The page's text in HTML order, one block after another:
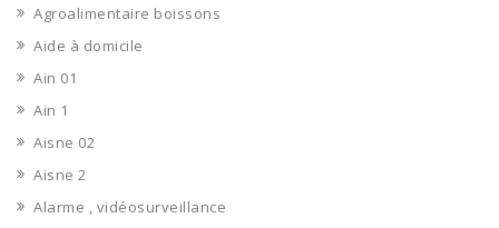
Agroalimentaire boissons
Aide à domicile
Ain 01
Ain 1
Aisne 02
Aisne 2
Alarme , vidéosurveillance